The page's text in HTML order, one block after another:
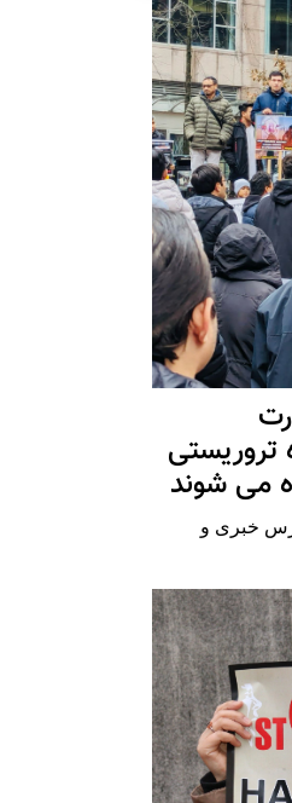
می شوند
خبری و